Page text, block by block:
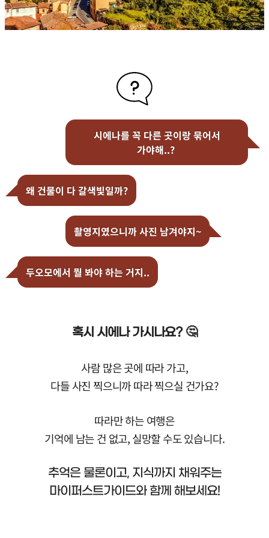
시에나를 꼭 다른 곳이랑 묶어서
가야해..?
왜 건물이 다 갈색빛일까?
촬영지였으니까 사진 남겨야지~
두오모에서 뭘 봐야 하는 거지..
혹시 시에나 가시나요? 🤔
사람 많은 곳에 따라 가고,
다들 사진 찍으니까 따라 찍으실 건가요?
따라만 하는 여행은
기억에 남는 건 없고, 실망할 수도 있습니다.
추억은 물론이고, 지식까지 채워주는
마이퍼스트가이드와 함께 해보세요!